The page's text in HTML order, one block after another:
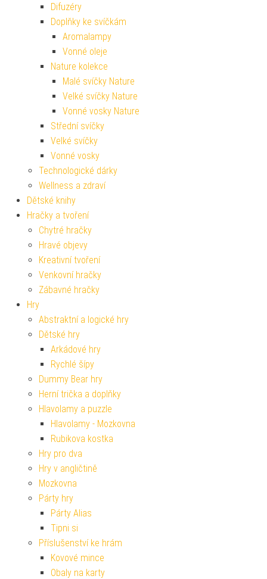
Difuzéry
Doplňky ke svíčkám
Aromalampy
Vonné oleje
Nature kolekce
Malé svíčky Nature
Velké svíčky Nature
Vonné vosky Nature
Střední svíčky
Velké svíčky
Vonné vosky
Technologické dárky
Wellness a zdraví
Dětské knihy
Hračky a tvoření
Chytré hračky
Hravé objevy
Kreativní tvoření
Venkovní hračky
Zábavné hračky
Hry
Abstraktní a logické hry
Dětské hry
Arkádové hry
Rychlé šípy
Dummy Bear hry
Herní trička a doplňky
Hlavolamy a puzzle
Hlavolamy - Mozkovna
Rubikova kostka
Hry pro dva
Hry v angličtině
Mozkovna
Párty hry
Párty Alias
Tipni si
Příslušenství ke hrám
Kovové mince
Obaly na karty